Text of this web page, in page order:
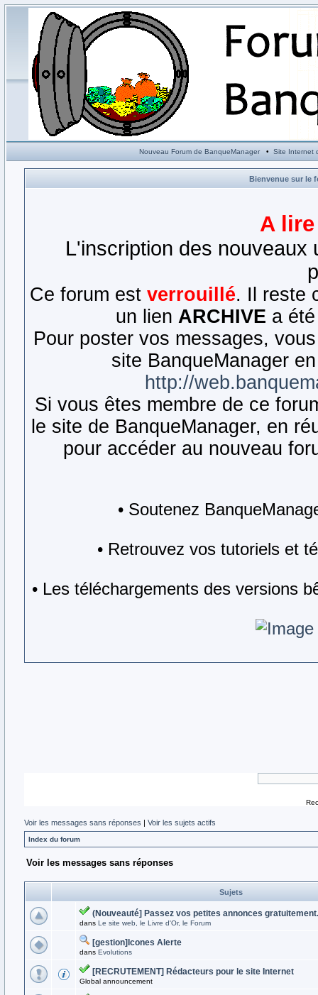
Nouveau Forum de BanqueManager• Site Internet
Bienvenue sur le
A
L'inscription des
Ce forum est verrouillé. Il reste
un lien ARCHIVE a
Pour poster vos messages,
site BanqueManager
http://
Si vous êtes membre de ce
le site de BanqueManager, en
pour accéder au nouveau
• Soutenez
• Retrouvez vos tutoriels et
• Les téléchargements des versions
Voir les messages sans réponses | Voir les sujets actifs
Index du forum
Voir les messages sans réponses
Sujets
(Nouveauté] Passez vos petites annonces
dans Le site web, le Livre d'Or, le Forum
[gestion]Icones Alerte
dans Evolutions
[RECRUTEMENT] Rédacteurs pour le site Internet
Global announcement